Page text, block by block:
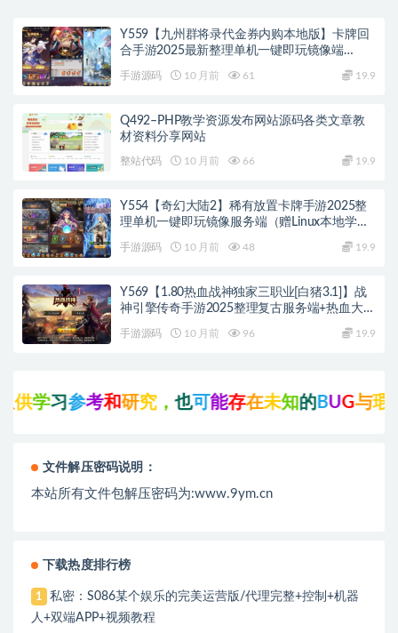
Y559【九州群将录代金券内购本地版】卡牌回
合手游2025最新整理单机一键即玩镜像端
+Linux手工服务端+本地资源包+GM授权后台
+教程
手游源码 10 月前 61 19.9
Q492–PHP教学资源发布网站源码各类文章教
材资料分享网站
整站代码 10 月前 66 19.9
Y554【奇幻大陆2】稀有放置卡牌手游2025整
理单机一键即玩镜像服务端（赠Linux本地学习
手游源码 10 月前 48 19.9
Y569【1.80热血战神独家三职业[白猪3.1]】战
神引擎传奇手游2025整理复古服务端+热血大陆
手游源码 10 月前 96 19.9
学习参考和研究， 也可能存在未知的BUG与瑕疵
文件解压密码说明：
本站所有文件包解压密码为:www.9ym.cn
下载热度排行榜
1
私密：S086某个娱乐的完美运营版/代理完整+控制+机器
人+双端APP+视频教程